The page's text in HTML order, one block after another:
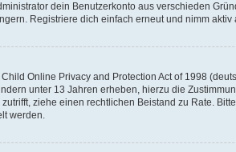
dein Benutzerkonto aus verschieden
Registriere dich einfach erneut und nimm
Online Privacy and Protection Act of 1998
unter 13 Jahren erheben, hierzu die
ziehe einen rechtlichen Beistand zu Rate.
werden.